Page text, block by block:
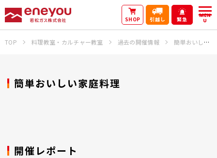
SHOP 引越し 緊急
MEN
U
TOP 料理教室・カルチャー教室 過去の開催情報 簡単おいしい家庭料理
簡単おいしい家庭料理
開催レポート